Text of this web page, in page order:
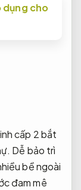
dụng cho
cấp 2 bắt
Dễ bảo trì
bề ngoài
đam mê